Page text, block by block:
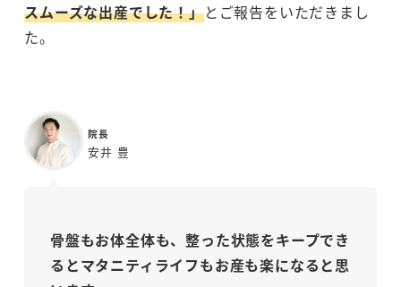
スムーズな出産でした！」とご報告をいただきまし
た。
院長
安井 豊
骨盤もお体全体も、整った状態をキープでき
るとマタニティライフもお産も楽になると思